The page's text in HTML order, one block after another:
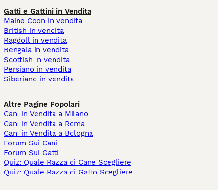
Gatti e Gattini in Vendita
Maine Coon in vendita
British in vendita
Ragdoll in vendita
Bengala in vendita
Scottish in vendita
Persiano in vendita
Siberiano in vendita
Altre Pagine Popolari
Cani in Vendita a Milano
Cani in Vendita a Roma
Cani in Vendita a Bologna
Forum Sui Cani
Forum Sui Gatti
Quiz: Quale Razza di Cane Scegliere
Quiz: Quale Razza di Gatto Scegliere